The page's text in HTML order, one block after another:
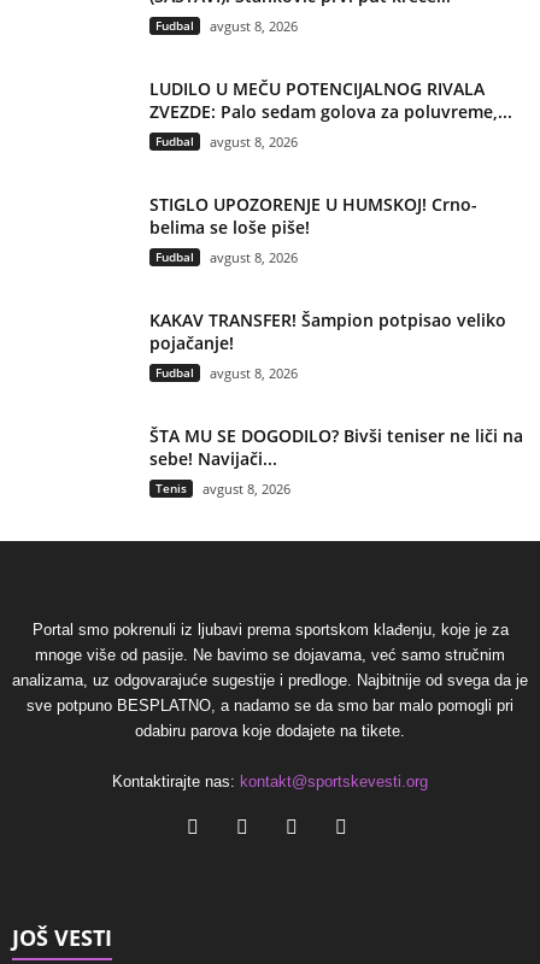
Fudbal avgust 8, 2026
LUDILO U MEČU POTENCIJALNOG RIVALA
ZVEZDE: Palo sedam golova za poluvreme,...
Fudbal avgust 8, 2026
STIGLO UPOZORENJE U HUMSKOJ! Crno-
belima se loše piše!
Fudbal avgust 8, 2026
KAKAV TRANSFER! Šampion potpisao veliko
pojačanje!
Fudbal avgust 8, 2026
ŠTA MU SE DOGODILO? Bivši teniser ne liči na
sebe! Navijači...
Tenis avgust 8, 2026
Portal smo pokrenuli iz ljubavi prema sportskom klađenju, koje je za
mnoge više od pasije. Ne bavimo se dojavama, već samo stručnim
analizama, uz odgovarajuće sugestije i predloge. Najbitnije od svega da je
sve potpuno BESPLATNO, a nadamo se da smo bar malo pomogli pri
odabiru parova koje dodajete na tikete.
Kontaktirajte nas: kontakt@sportskevesti.org
JOŠ VESTI